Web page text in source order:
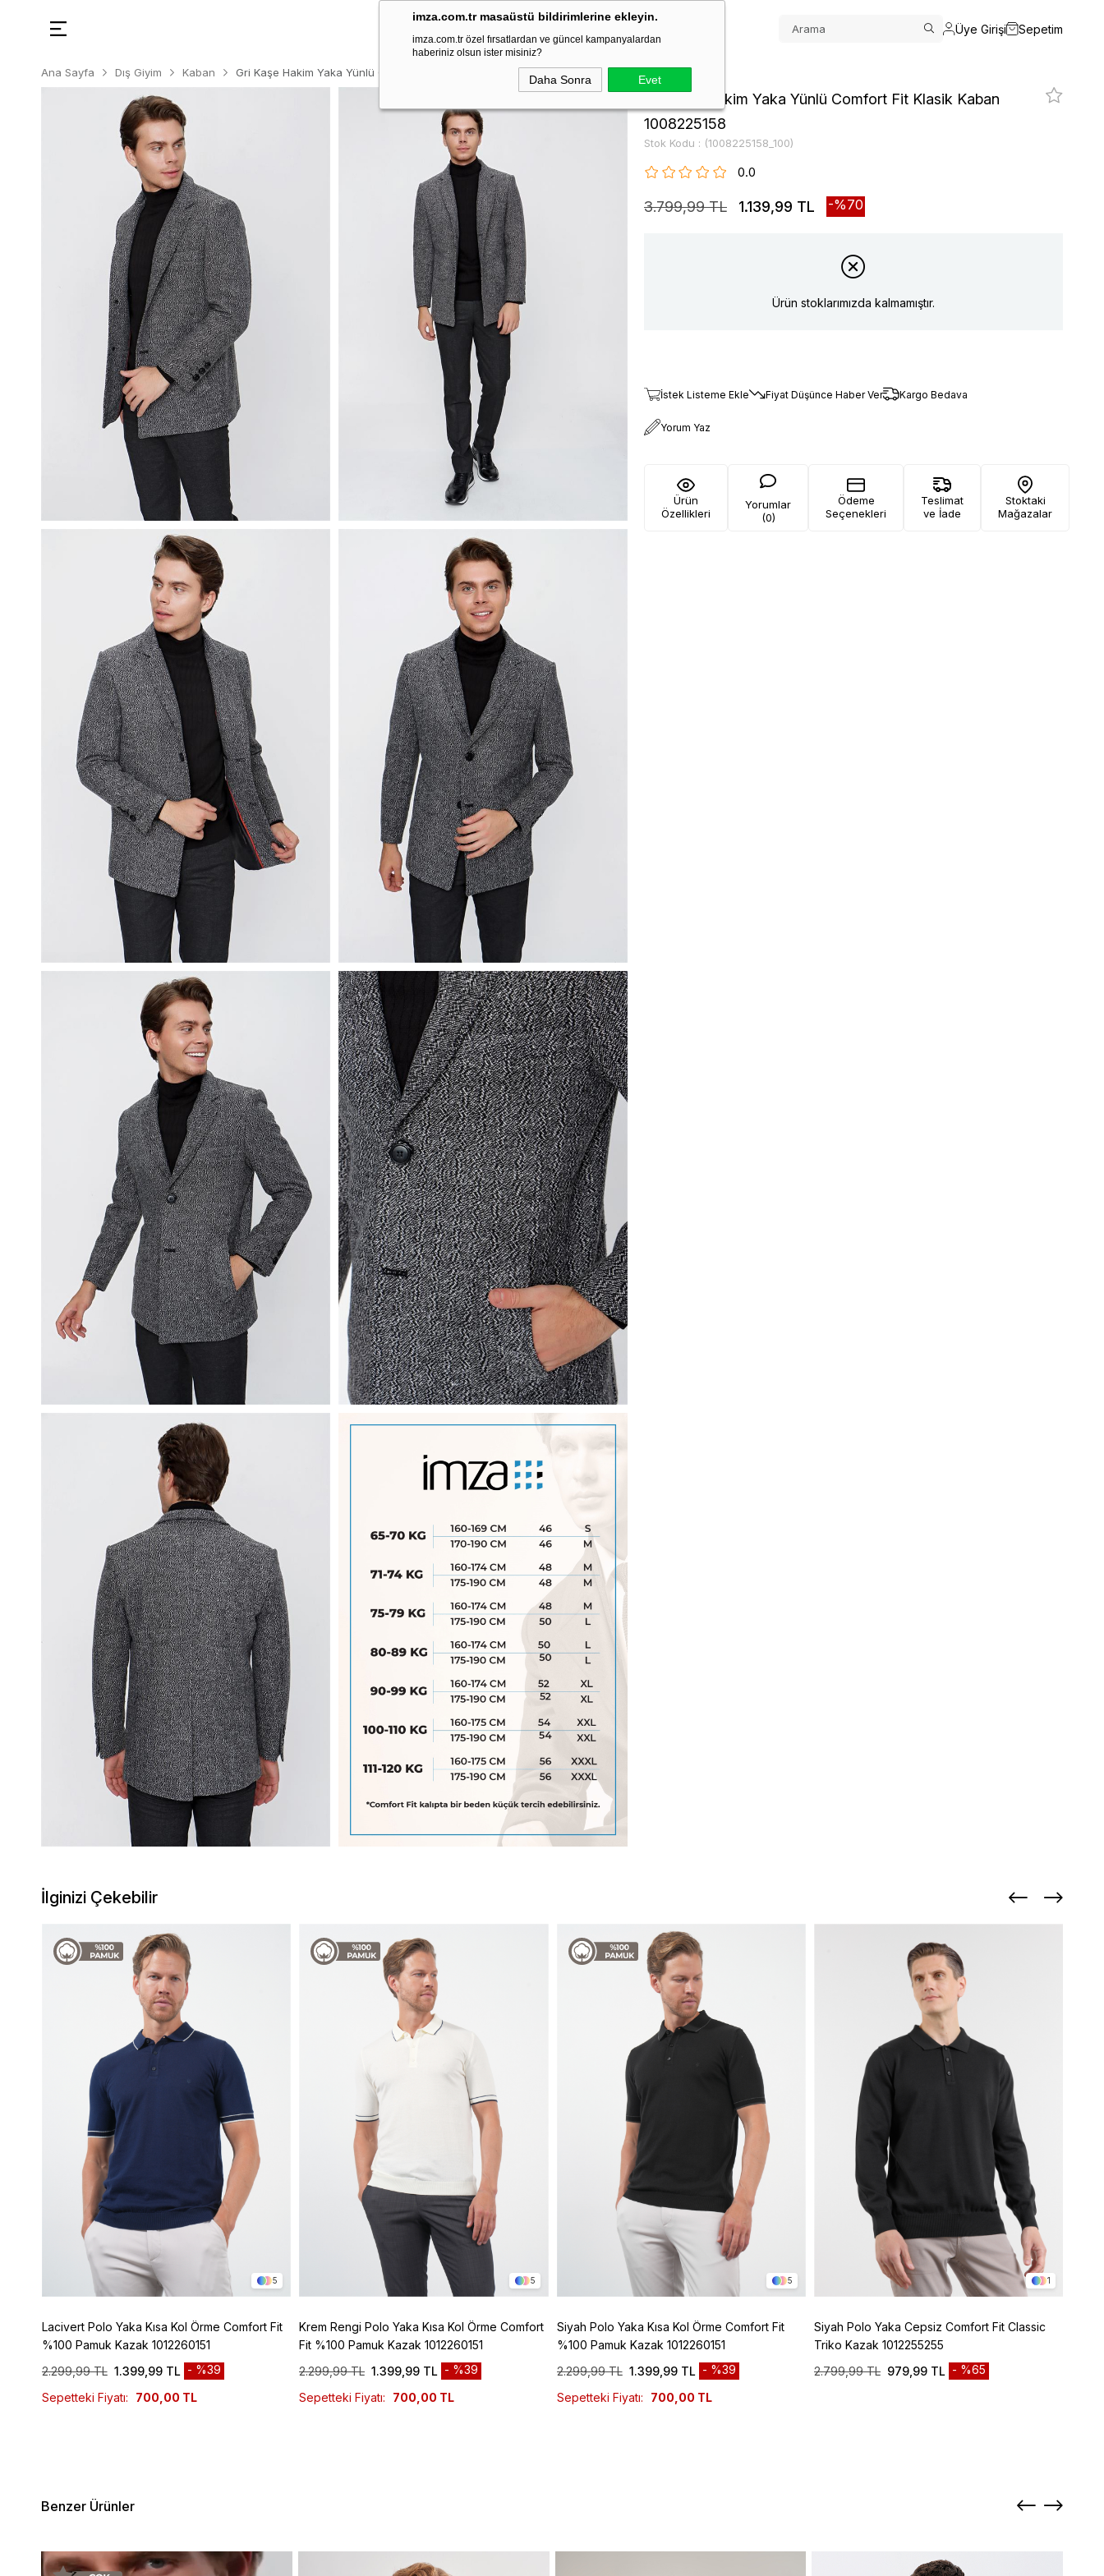
imza.com.tr masaüstü bildirimlerine ekleyin.
imza.com.tr özel fırsatlardan ve güncel kampanyalardan
haberiniz olsun ister misiniz?
Daha Sonra Evet
Üye Girişi Sepetim
Ana Sayfa Dış Giyim Kaban Gri Kaşe Hakim Yaka Yünlü Comfort Fit Klasik Kaban 1008225158
Gri Kaşe Hakim Yaka Yünlü Comfort Fit Klasik Kaban
1008225158
Stok Kodu (1008225158_100)
0.0
3.799,99 TL 1.139,99 TL 70
Ürün stoklarımızda kalmamıştır.
İstek Listeme Ekle Fiyat Düşünce Haber Ver Kargo Bedava
Yorum Yaz
Ürün
Özellikleri
Yorumlar
(0)
Ödeme
Seçenekleri
Teslimat
ve İade
Stoktaki
Mağazalar
İlginizi Çekebilir
5
Lacivert Polo Yaka Kısa Kol Örme Comfort Fit
%100 Pamuk Kazak 1012260151
2.299,99 TL 1.399,99 TL
%39
Sepetteki Fiyatı:
700,00 TL
5
Krem Rengi Polo Yaka Kısa Kol Örme Comfort
Fit %100 Pamuk Kazak 1012260151
2.299,99 TL 1.399,99 TL
%39
Sepetteki Fiyatı:
700,00 TL
5
Siyah Polo Yaka Kısa Kol Örme Comfort Fit
%100 Pamuk Kazak 1012260151
2.299,99 TL 1.399,99 TL
%39
Sepetteki Fiyatı:
700,00 TL
1
Siyah Polo Yaka Cepsiz Comfort Fit Classic
Triko Kazak 1012255255
2.799,99 TL 979,99 TL %65
Benzer Ürünler